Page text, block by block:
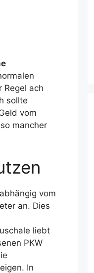
Regel ach
sollte
vom
mancher
vom
an. Dies
liebt
PKW
In